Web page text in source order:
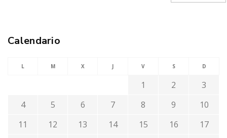
Calendario
L M X J V S D
1 2
3
4
5 6 7 8 9
10
11
12 13 14 15 16
17